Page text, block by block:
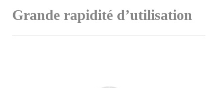
Grande rapidité d’utilisation